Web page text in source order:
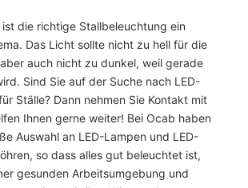
ist die richtige Stallbeleuchtung ein
Das Licht sollte nicht zu hell für die
auch nicht zu dunkel, weil gerade
Sind Sie auf der Suche nach LED-
Ställe? Dann nehmen Sie Kontakt mit
Ihnen gerne weiter! Bei Ocab haben
Auswahl an LED-Lampen und LED-
so dass alles gut beleuchtet ist,
gesunden Arbeitsumgebung und